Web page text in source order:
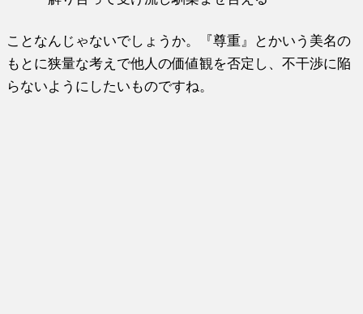
ことなんじゃないでしょうか。『尊重』とかいう美名の
もとに狭量な考えで他人の価値観を否定し、不干渉に陥
らないようにしたいものですね。